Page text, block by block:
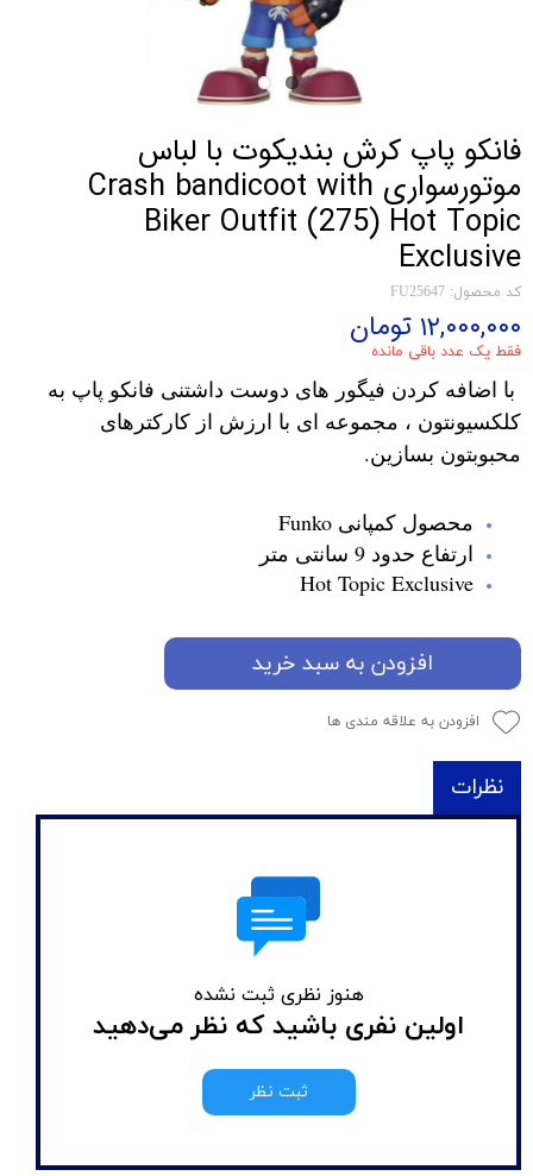
فانکو پاپ کرش بندیکوت با لباس
موتورسواری Crash bandicoot with
Biker Outfit (275) Hot Topic
Exclusive
کد محصول: FU25647
۱۲,۰۰۰,۰۰۰ تومان
فقط یک عدد باقی مانده
با اضافه کردن فیگور های دوست داشتنی فانکو پاپ به
کلکسیونتون ، مجموعه ای با ارزش از کارکترهای
محبوبتون بسازین.
محصول کمپانی Funko
ارتفاع حدود 9 سانتی متر
Hot Topic Exclusive
افزودن به سبد خرید
افزودن به علاقه مندی ها
نظرات
هنوز نظری ثبت نشده
اولین نفری باشید که نظر می‌دهید
ثبت نظر